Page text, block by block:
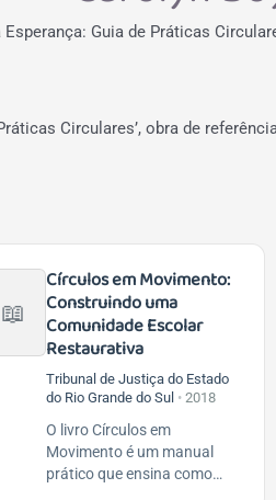
Guia de Práticas
Circulares’, obra de
📖
Círculos em Movimento:
Construindo uma
Comunidade Escolar
Restaurativa
Tribunal de Justiça do Estado
do Rio Grande do Sul •2018
O livro Círculos em
Movimento é um manual
prático que ensina como